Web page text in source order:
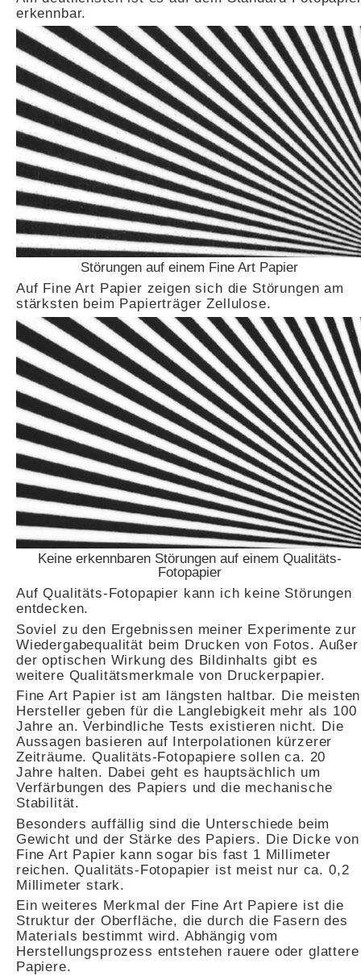
erkennbar.
Störungen auf einem Fine Art Papier
Auf Fine Art Papier zeigen sich die Störungen am
stärksten beim Papierträger Zellulose.
Keine erkennbaren Störungen auf einem Qualitäts-
Fotopapier
Auf Qualitäts-Fotopapier kann ich keine Störungen
entdecken.
Soviel zu den Ergebnissen meiner Experimente zur
Wiedergabequalität beim Drucken von Fotos. Außer
der optischen Wirkung des Bildinhalts gibt es
weitere Qualitätsmerkmale von Druckerpapier.
Fine Art Papier ist am längsten haltbar. Die meisten
Hersteller geben für die Langlebigkeit mehr als 100
Jahre an. Verbindliche Tests existieren nicht. Die
Aussagen basieren auf Interpolationen kürzerer
Zeiträume. Qualitäts-Fotopapiere sollen ca. 20
Jahre halten. Dabei geht es hauptsächlich um
Verfärbungen des Papiers und die mechanische
Stabilität.
Besonders auffällig sind die Unterschiede beim
Gewicht und der Stärke des Papiers. Die Dicke von
Fine Art Papier kann sogar bis fast 1 Millimeter
reichen. Qualitäts-Fotopapier ist meist nur ca. 0,2
Millimeter stark.
Ein weiteres Merkmal der Fine Art Papiere ist die
Struktur der Oberfläche, die durch die Fasern des
Materials bestimmt wird. Abhängig vom
Herstellungsprozess entstehen rauere oder glattere
Papiere.